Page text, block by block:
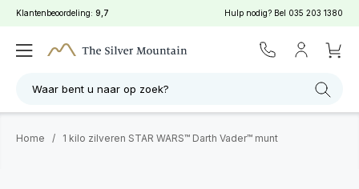
Klantenbeoordeling: 9,7 Hulp nodig? Bel 035 203 1380
Waar bent u naar op zoek?
Home / 1 kilo zilveren STAR WARS™ Darth Vader™ munt